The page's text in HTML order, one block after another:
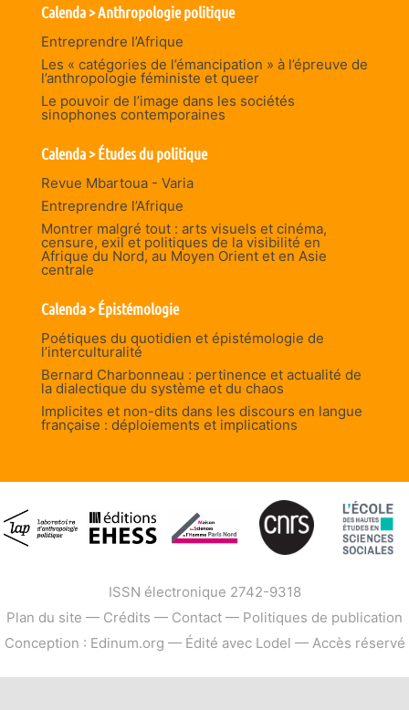
Calenda > Anthropologie politique
Entreprendre l’Afrique
Les « catégories de l’émancipation » à l’épreuve de
l’anthropologie féministe et queer
Le pouvoir de l’image dans les sociétés
sinophones contemporaines
Calenda > Études du politique
Revue Mbartoua - Varia
Entreprendre l’Afrique
Montrer malgré tout : arts visuels et cinéma,
censure, exil et politiques de la visibilité en
Afrique du Nord, au Moyen Orient et en Asie
centrale
Calenda > Épistémologie
Poétiques du quotidien et épistémologie de
l’interculturalité
Bernard Charbonneau : pertinence et actualité de
la dialectique du système et du chaos
Implicites et non-dits dans les discours en langue
française : déploiements et implications
ISSN électronique 2742-9318
Plan du site — Crédits — Contact — Politiques de publication
Conception : Edinum.org — Édité avec Lodel — Accès réservé